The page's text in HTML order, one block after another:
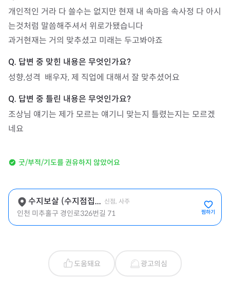
개인적인 거라 다 쓸수는 없지만 현재 내 속마음 속사정 다 아시
는것처럼 말씀해주셔서 위로가됐습니다
과거현재는 거의 맞추셨고 미래는 두고봐야죠
성향,성격  배우자, 제 직업에 대해서 잘 맞추셨어요
조상님 얘기는 제가 모르는 얘기니 맞는지 틀렸는지는 모르겠
네요
굿/부적/기도를 권유하지 않았어요
수지보살 (수지점집... 신점, 사주
인천 미추홀구 경인로326번길 71 찜하기
도움돼요 광고의심